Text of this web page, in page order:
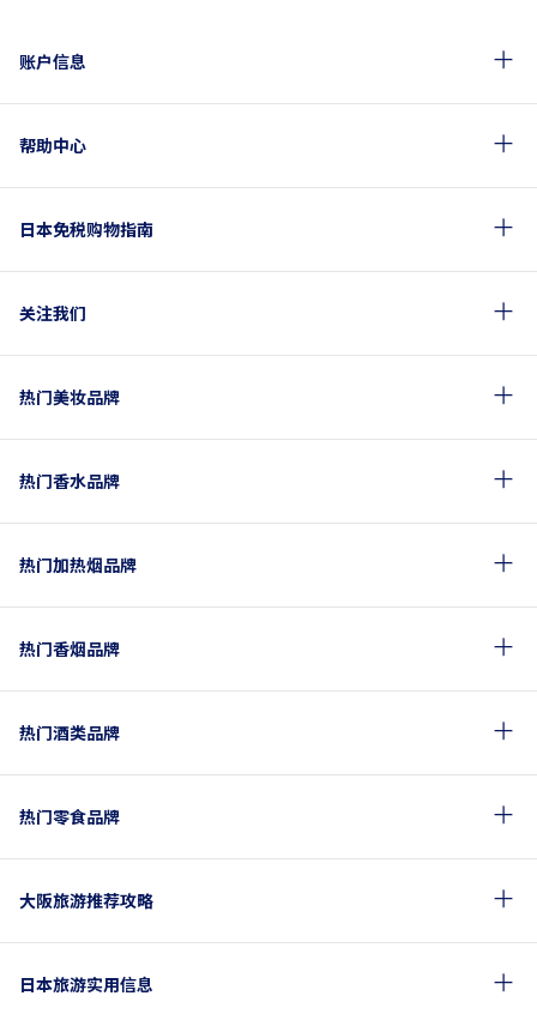
账户信息
帮助中心
日本免税购物指南
关注我们
热门美妆品牌
热门香水品牌
热门加热烟品牌
热门香烟品牌
热门酒类品牌
热门零食品牌
大阪旅游推荐攻略
日本旅游实用信息